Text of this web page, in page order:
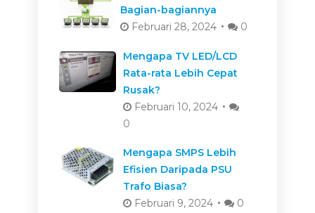
Bagian-bagiannya
Februari 28, 2024
0
Mengapa TV LED/LCD
Rata-rata Lebih Cepat
Rusak?
Februari 10, 2024
0
Mengapa SMPS Lebih
Efisien Daripada PSU
Trafo Biasa?
Februari 9, 2024
0